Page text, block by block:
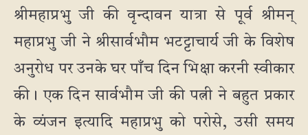
श्रीमहाप्रभु जी की वृन्दावन यात्रा से पूर्व श्रीमन्
महाप्रभु जी ने श्रीसार्वभौम भटट्टाचार्य जी के विशेष
अनुरोध पर उनके घर पाँच दिन भिक्षा करनी स्वीकार
की। एक दिन सार्वभौम जी की पत्नी ने बहुत प्रकार
के व्यंजन इत्यादि महाप्रभु को परोसे, उसी समय